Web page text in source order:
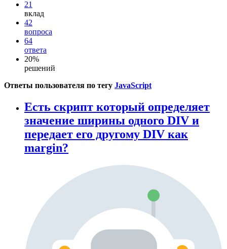
21
вклад
42
вопроса
64
ответа
20%
решений
Ответы пользователя по тегу JavaScript
Есть скрипт который определяет
значение ширины одного DIV и
передает его другому DIV как
margin?